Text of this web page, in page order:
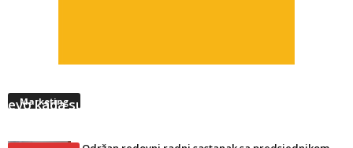
Marketing
evo kada su mogući lokalni pljuskovi